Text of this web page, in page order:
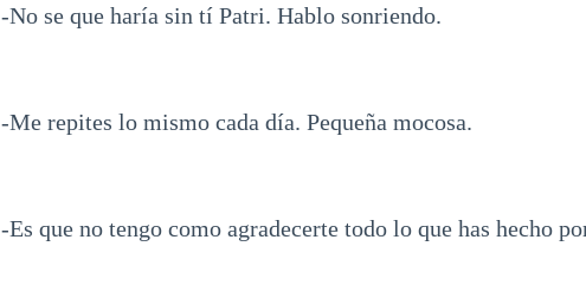
-No se que haría sin tí Patri. Hablo sonriendo.
-Me repites lo mismo cada día. Pequeña mocosa.
-Es que no tengo como agradecerte todo lo que has hecho